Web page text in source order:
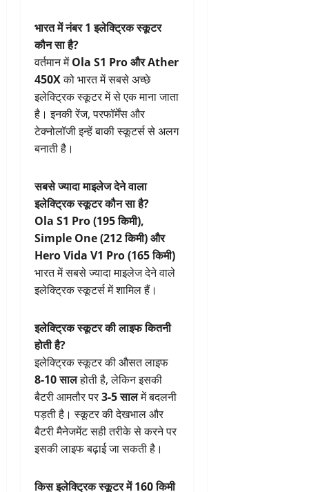
भारत में नंबर 1 इलेक्ट्रिक स्कूटर
कौन सा है?
वर्तमान मेंOla S1 Pro और Ather
450Xको भारत में सबसे अच्छे
इलेक्ट्रिक स्कूटर में से एक माना जाता
है। इनकी रेंज, परफॉर्मेंस और
टेक्नोलॉजी इन्हें बाकी स्कूटर्स से अलग
बनाती है।
सबसे ज्यादा माइलेज देने वाला
इलेक्ट्रिक स्कूटर कौन सा है?
Ola S1 Pro (195 किमी),
Simple One (212 किमी) और
Hero Vida V1 Pro (165 किमी)
भारत में सबसे ज्यादा माइलेज देने वाले
इलेक्ट्रिक स्कूटर्स में शामिल हैं।
इलेक्ट्रिक स्कूटर की लाइफ कितनी
होती है?
इलेक्ट्रिक स्कूटर की औसत लाइफ
8-10 सालहोती है, लेकिन इसकी
बैटरी आमतौर पर3-5 सालमें बदलनी
पड़ती है। स्कूटर की देखभाल और
बैटरी मैनेजमेंट सही तरीके से करने पर
इसकी लाइफ बढ़ाई जा सकती है।
किस इलेक्ट्रिक स्कूटर में 160 किमी